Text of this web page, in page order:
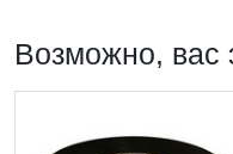
Возможно, вас